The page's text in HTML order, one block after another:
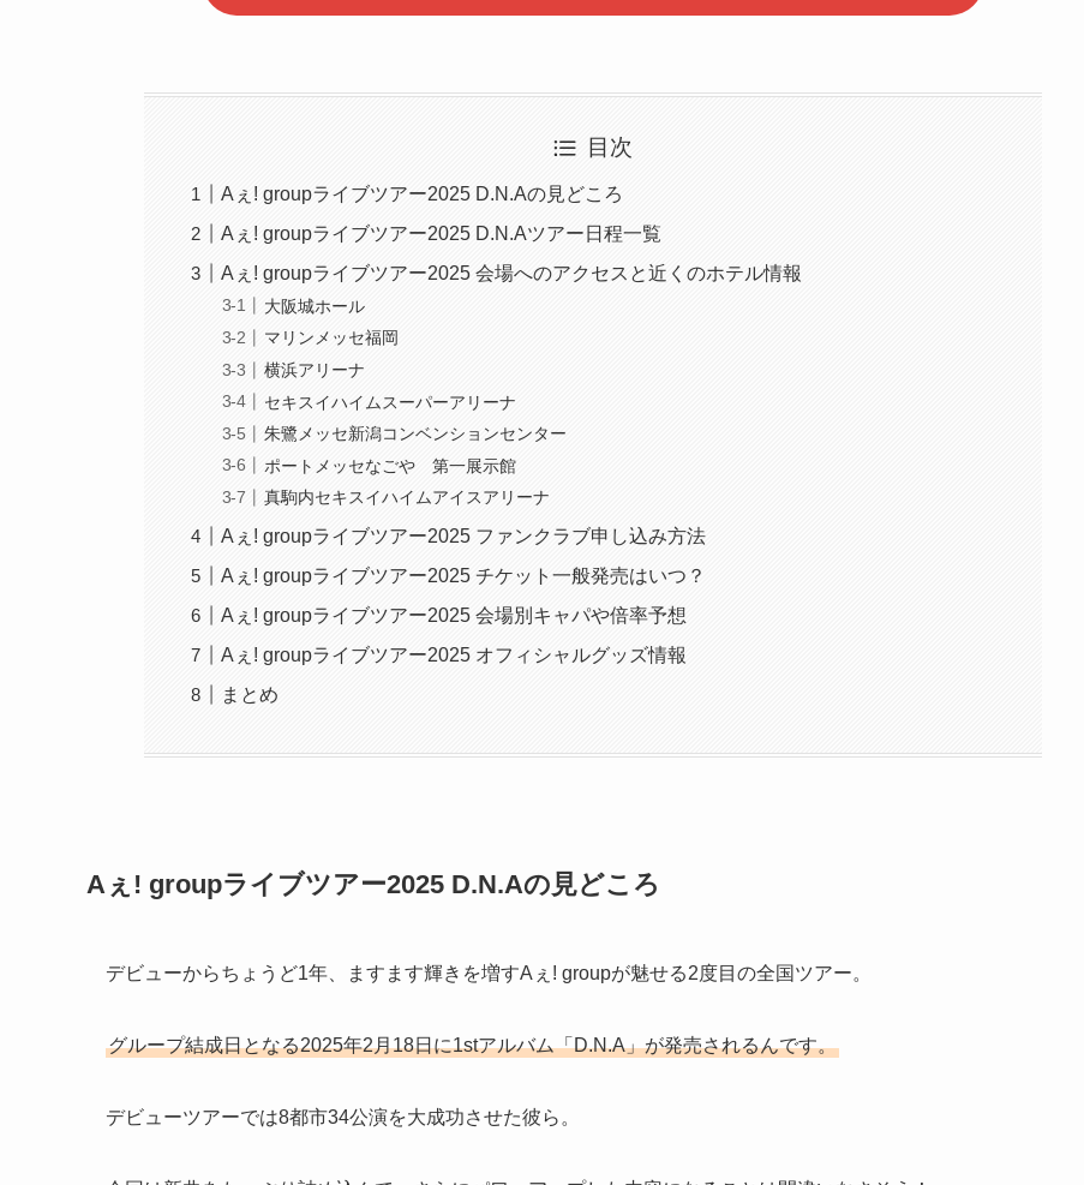
目次
Aぇ! groupライブツアー2025 D.N.Aの見どころ
Aぇ! groupライブツアー2025 D.N.Aツアー日程一覧
Aぇ! groupライブツアー2025 会場へのアクセスと近くのホテル情報
大阪城ホール
マリンメッセ福岡
横浜アリーナ
セキスイハイムスーパーアリーナ
朱鷺メッセ新潟コンベンションセンター
ポートメッセなごや 第一展示館
真駒内セキスイハイムアイスアリーナ
Aぇ! groupライブツアー2025 ファンクラブ申し込み方法
Aぇ! groupライブツアー2025 チケット一般発売はいつ？
Aぇ! groupライブツアー2025 会場別キャパや倍率予想
Aぇ! groupライブツアー2025 オフィシャルグッズ情報
まとめ
Aぇ! groupライブツアー2025 D.N.Aの見どころ
デビューからちょうど1年、ますます輝きを増すAぇ! groupが魅せる2度目の全国ツアー。
グループ結成日となる2025年2月18日に1stアルバム「D.N.A」が発売されるんです。
デビューツアーでは8都市34公演を大成功させた彼ら。